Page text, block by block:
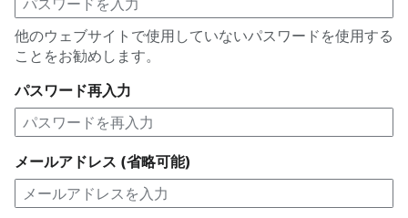
他のウェブサイトで使用していないパスワードを使用する
ことをお勧めします。
パスワード再入力
メールアドレス (省略可能)